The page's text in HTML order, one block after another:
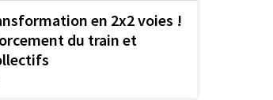
en 2x2 voies !
du train et